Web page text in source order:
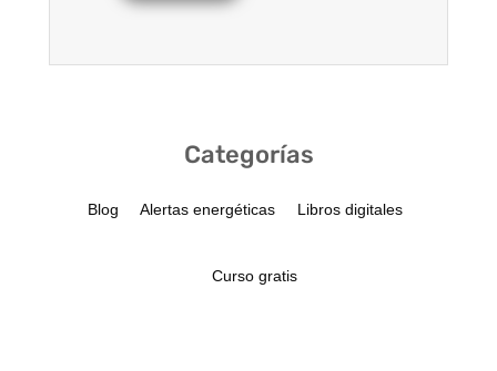
Categorías
Blog Alertas energéticas Libros digitales
Curso gratis